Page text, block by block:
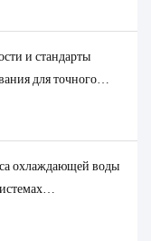
и стандарты
для точного
охлаждающей воды